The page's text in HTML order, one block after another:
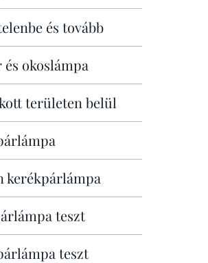
és tovább
okoslámpa
területen belül
kerékpárlámpa
teszt
teszt